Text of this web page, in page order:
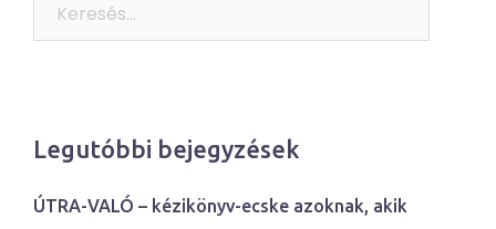
Legutóbbi bejegyzések
ÚTRA-VALÓ – kézikönyv-ecske azoknak, akik